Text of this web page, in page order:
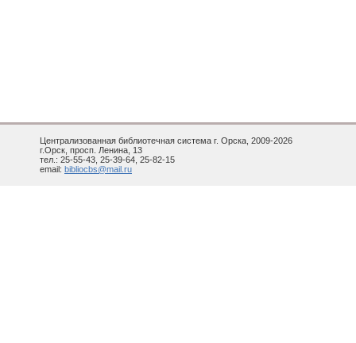
Централизованная библиотечная система г. Орска, 2009-2026
г.Орск, просп. Ленина, 13
тел.: 25-55-43, 25-39-64, 25-82-15
email: bibliocbs@mail.ru